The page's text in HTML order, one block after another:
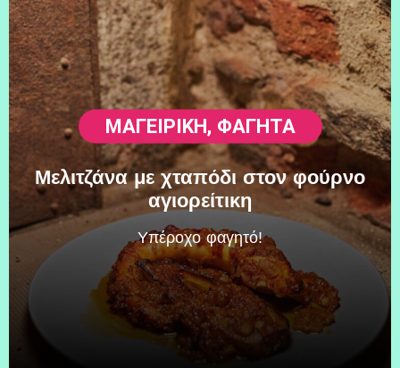
ΜΑΓΕΙΡΙΚΗ, ΦΑΓΗΤΆ
Μελιτζάνα με χταπόδι στον φούρνο
αγιορείτικη
Υπέροχο φαγητό!